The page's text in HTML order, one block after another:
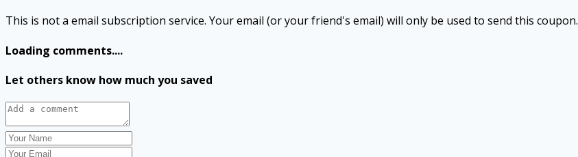
This is not a email subscription service. Your email (or your friend's email) will only be used to send this coupon.
Loading comments....
Let others know how much you saved